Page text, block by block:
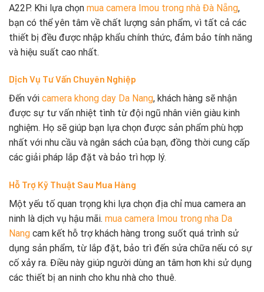
A22P. Khi lựa chọn mua camera Imou trong nhà Đà Nẵng,
bạn có thể yên tâm về chất lượng sản phẩm, vì tất cả các
thiết bị đều được nhập khẩu chính thức, đảm bảo tính năng
và hiệu suất cao nhất.
Dịch Vụ Tư Vấn Chuyên Nghiệp
Đến với camera khong day Da Nang, khách hàng sẽ nhận
được sự tư vấn nhiệt tình từ đội ngũ nhân viên giàu kinh
nghiệm. Họ sẽ giúp bạn lựa chọn được sản phẩm phù hợp
nhất với nhu cầu và ngân sách của bạn, đồng thời cung cấp
các giải pháp lắp đặt và bảo trì hợp lý.
Hỗ Trợ Kỹ Thuật Sau Mua Hàng
Một yếu tố quan trọng khi lựa chọn địa chỉ mua camera an
ninh là dịch vụ hậu mãi. mua camera Imou trong nha Da
Nang cam kết hỗ trợ khách hàng trong suốt quá trình sử
dụng sản phẩm, từ lắp đặt, bảo trì đến sửa chữa nếu có sự
cố xảy ra. Điều này giúp người dùng an tâm hơn khi sử dụng
các thiết bị an ninh cho khu nhà cho thuê.